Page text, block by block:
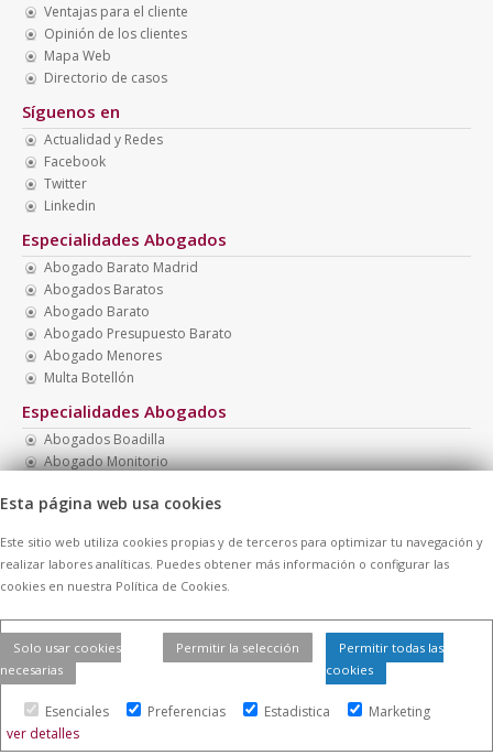
Ventajas para el cliente
Opinión de los clientes
Mapa Web
Directorio de casos
Síguenos en
Actualidad y Redes
Facebook
Twitter
Linkedin
Especialidades Abogados
Abogado Barato Madrid
Abogados Baratos
Abogado Barato
Abogado Presupuesto Barato
Abogado Menores
Multa Botellón
Especialidades Abogados
Abogados Boadilla
Abogado Monitorio
Abogados Multas
Abogado Barato Nacionalidad
Contratar Abogados. | Aviso Legal Cookies| Todos los
derechos reservados
Esta página web usa cookies
Este sitio web utiliza cookies propias y de terceros para optimizar tu navegación y
realizar labores analíticas. Puedes obtener más información o configurar las
cookies en nuestra Política de Cookies.
Solo usar cookies
necesarias
Permitir la selección
Permitir todas las
cookies
Esenciales Preferencias Estadistica
Marketing
ver detalles